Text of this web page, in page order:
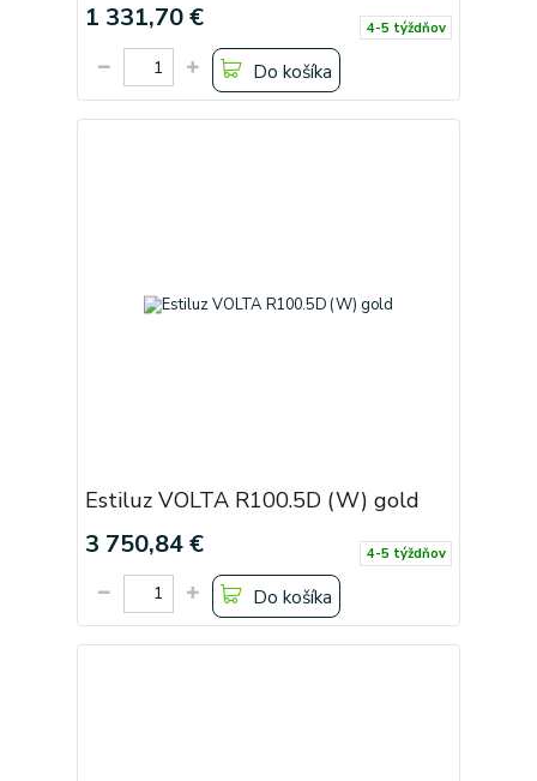
1 331,70 € 4-5 týždňov
Do košíka
Estiluz VOLTA R100.5D (W) gold
3 750,84 € 4-5 týždňov
Do košíka